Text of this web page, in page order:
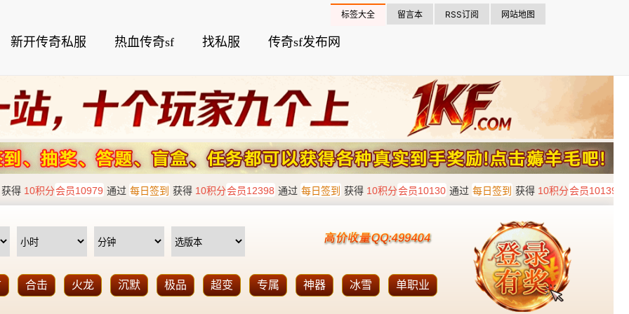
新开传奇私服 热血传奇sf 找私服 传奇sf发布网
标签大全 留言本 RSS订阅 网站地图